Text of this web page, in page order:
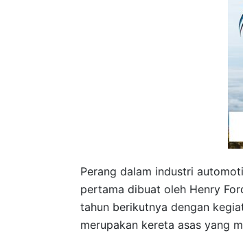
Perang dalam industri
pertama dibuat oleh Henry
tahun berikutnya dengan
merupakan kereta asas yang